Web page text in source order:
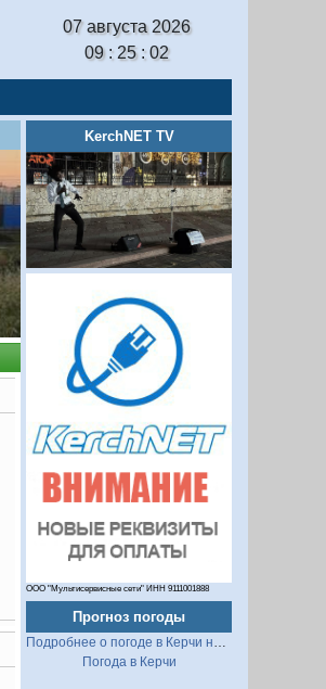
07 августа 2026
09 : 25 : 03
KerchNET TV
ООО "Мультисервисные сети" ИНН 9111001888
Прогноз погоды
Подробнее о погоде в Керчи на 2 недели
Погода в Керчи